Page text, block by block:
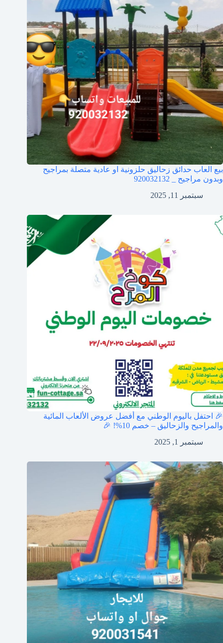
بيع العاب حدائق زحاليق حلزونية او عادية متصلة بمراجيح
وبدون مراجيح _ 920032132
سبتمبر 11, 2025
🎉 احتفل باليوم الوطني مع أفضل عروض الألعاب المائية
والمراجيح والزحاليق – خصم 10%! 🎉
سبتمبر 1, 2025